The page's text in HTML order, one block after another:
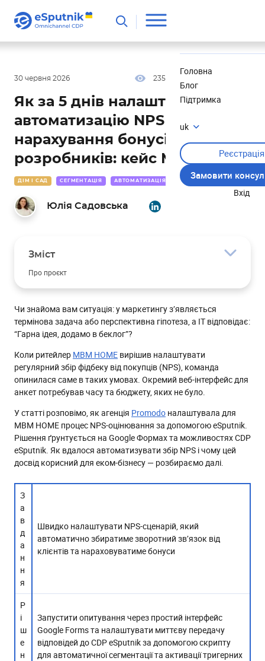
Головна
Блог
Підтримка
uk
Реєстрація
Замовити
Вхід
30 червня 2026 235
ДІМ І САД СЕГМЕНТАЦІЯ АВТОМАТИЗАЦІЯ КЕЙСИ
Як за 5 днів налаштувати
автоматизацію NPS і
нарахування бонусів без
розробників: кейс MBM HOME
Юлія Садовська
Зміст
Про проєкт
Завдання та виклики проєкту
Рішення: інтеграція через App Script
Кроки реалізації проєкту
Результати
Чому цей досвід корисний для еком-бізнесу
Чи знайома вам ситуація: у маркетингу з’являється
термінова задача або перспективна гіпотеза, а ІТ відповідає:
“Гарна ідея, додамо в беклог”?
Коли ритейлер MBM HOME вирішив налаштувати
регулярний збір фідбеку від покупців (NPS), команда
опинилася саме в таких умовах. Окремий веб-інтерфейс для
анкет потребував часу та бюджету, яких не було.
У статті розповімо, як агенція Promodo налаштувала для
MBM HOME процес NPS-оцінювання за допомогою eSputnik.
Рішення ґрунтується на Google Формах та можливостях CDP
eSputnik. Як вдалося автоматизувати збір NPS і чому цей
досвід корисний для еком-бізнесу — розбираємо далі.
З
а
в
д
а
н
н
я
Швидко налаштувати NPS-сценарій, який
автоматично збиратиме зворотний зв’язок від
клієнтів та нараховуватиме бонуси
Р
і
ш
е
н
Запустити опитування через простий інтерфейс
Google Forms та налаштувати миттєву передачу
відповідей до CDP eSputnik за допомогою скрипту
для автоматичної сегментації та активації тригерних